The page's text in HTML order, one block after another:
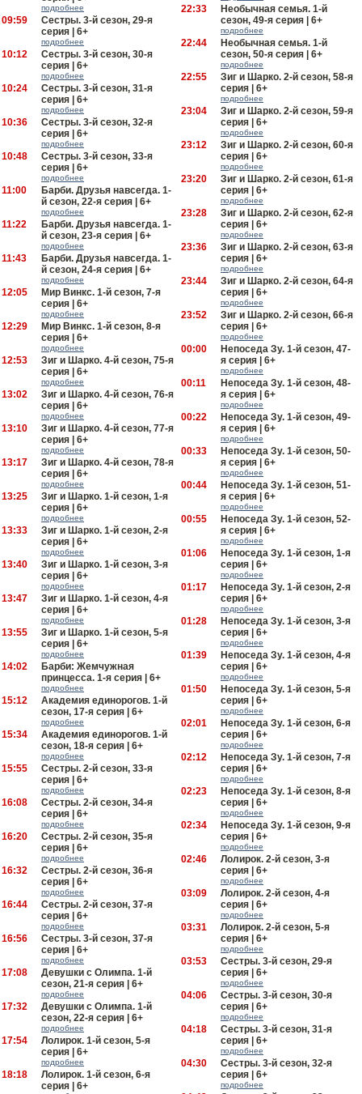
подробнее
09:59
Сестры. 3-й сезон, 29-я
серия | 6+
подробнее
10:12
Сестры. 3-й сезон, 30-я
серия | 6+
подробнее
10:24
Сестры. 3-й сезон, 31-я
серия | 6+
подробнее
10:36
Сестры. 3-й сезон, 32-я
серия | 6+
подробнее
10:48
Сестры. 3-й сезон, 33-я
серия | 6+
подробнее
11:00
Барби. Друзья навсегда. 1-
й сезон, 22-я серия | 6+
подробнее
11:22
Барби. Друзья навсегда. 1-
й сезон, 23-я серия | 6+
подробнее
11:43
Барби. Друзья навсегда. 1-
й сезон, 24-я серия | 6+
подробнее
12:05
Мир Винкс. 1-й сезон, 7-я
серия | 6+
подробнее
12:29
Мир Винкс. 1-й сезон, 8-я
серия | 6+
подробнее
12:53
Зиг и Шарко. 4-й сезон, 75-я
серия | 6+
подробнее
13:02
Зиг и Шарко. 4-й сезон, 76-я
серия | 6+
подробнее
13:10
Зиг и Шарко. 4-й сезон, 77-я
серия | 6+
подробнее
13:17
Зиг и Шарко. 4-й сезон, 78-я
серия | 6+
подробнее
13:25
Зиг и Шарко. 1-й сезон, 1-я
серия | 6+
подробнее
13:33
Зиг и Шарко. 1-й сезон, 2-я
серия | 6+
подробнее
13:40
Зиг и Шарко. 1-й сезон, 3-я
серия | 6+
подробнее
13:47
Зиг и Шарко. 1-й сезон, 4-я
серия | 6+
подробнее
13:55
Зиг и Шарко. 1-й сезон, 5-я
серия | 6+
подробнее
14:02
Барби: Жемчужная
принцесса. 1-я серия | 6+
подробнее
15:12
Академия единорогов. 1-й
сезон, 17-я серия | 6+
подробнее
15:34
Академия единорогов. 1-й
сезон, 18-я серия | 6+
подробнее
15:55
Сестры. 2-й сезон, 33-я
серия | 6+
подробнее
16:08
Сестры. 2-й сезон, 34-я
серия | 6+
подробнее
16:20
Сестры. 2-й сезон, 35-я
серия | 6+
подробнее
16:32
Сестры. 2-й сезон, 36-я
серия | 6+
подробнее
16:44
Сестры. 2-й сезон, 37-я
серия | 6+
подробнее
16:56
Сестры. 3-й сезон, 37-я
серия | 6+
подробнее
17:08
Девушки с Олимпа. 1-й
сезон, 21-я серия | 6+
подробнее
17:32
Девушки с Олимпа. 1-й
сезон, 22-я серия | 6+
подробнее
17:54
Лолирок. 1-й сезон, 5-я
серия | 6+
подробнее
18:18
Лолирок. 1-й сезон, 6-я
серия | 6+
22:33
Необычная семья. 1-й
сезон, 49-я серия | 6+
подробнее
22:44
Необычная семья. 1-й
сезон, 50-я серия | 6+
подробнее
22:55
Зиг и Шарко. 2-й сезон, 58-я
серия | 6+
подробнее
23:04
Зиг и Шарко. 2-й сезон, 59-я
серия | 6+
подробнее
23:12
Зиг и Шарко. 2-й сезон, 60-я
серия | 6+
подробнее
23:20
Зиг и Шарко. 2-й сезон, 61-я
серия | 6+
подробнее
23:28
Зиг и Шарко. 2-й сезон, 62-я
серия | 6+
подробнее
23:36
Зиг и Шарко. 2-й сезон, 63-я
серия | 6+
подробнее
23:44
Зиг и Шарко. 2-й сезон, 64-я
серия | 6+
подробнее
23:52
Зиг и Шарко. 2-й сезон, 66-я
серия | 6+
подробнее
00:00
Непоседа Зу. 1-й сезон, 47-
я серия | 6+
подробнее
00:11
Непоседа Зу. 1-й сезон, 48-
я серия | 6+
подробнее
00:22
Непоседа Зу. 1-й сезон, 49-
я серия | 6+
подробнее
00:33
Непоседа Зу. 1-й сезон, 50-
я серия | 6+
подробнее
00:44
Непоседа Зу. 1-й сезон, 51-
я серия | 6+
подробнее
00:55
Непоседа Зу. 1-й сезон, 52-
я серия | 6+
подробнее
01:06
Непоседа Зу. 1-й сезон, 1-я
серия | 6+
подробнее
01:17
Непоседа Зу. 1-й сезон, 2-я
серия | 6+
подробнее
01:28
Непоседа Зу. 1-й сезон, 3-я
серия | 6+
подробнее
01:39
Непоседа Зу. 1-й сезон, 4-я
серия | 6+
подробнее
01:50
Непоседа Зу. 1-й сезон, 5-я
серия | 6+
подробнее
02:01
Непоседа Зу. 1-й сезон, 6-я
серия | 6+
подробнее
02:12
Непоседа Зу. 1-й сезон, 7-я
серия | 6+
подробнее
02:23
Непоседа Зу. 1-й сезон, 8-я
серия | 6+
подробнее
02:34
Непоседа Зу. 1-й сезон, 9-я
серия | 6+
подробнее
02:46
Лолирок. 2-й сезон, 3-я
серия | 6+
подробнее
03:09
Лолирок. 2-й сезон, 4-я
серия | 6+
подробнее
03:31
Лолирок. 2-й сезон, 5-я
серия | 6+
подробнее
03:53
Сестры. 3-й сезон, 29-я
серия | 6+
подробнее
04:06
Сестры. 3-й сезон, 30-я
серия | 6+
подробнее
04:18
Сестры. 3-й сезон, 31-я
серия | 6+
подробнее
04:30
Сестры. 3-й сезон, 32-я
серия | 6+
подробнее